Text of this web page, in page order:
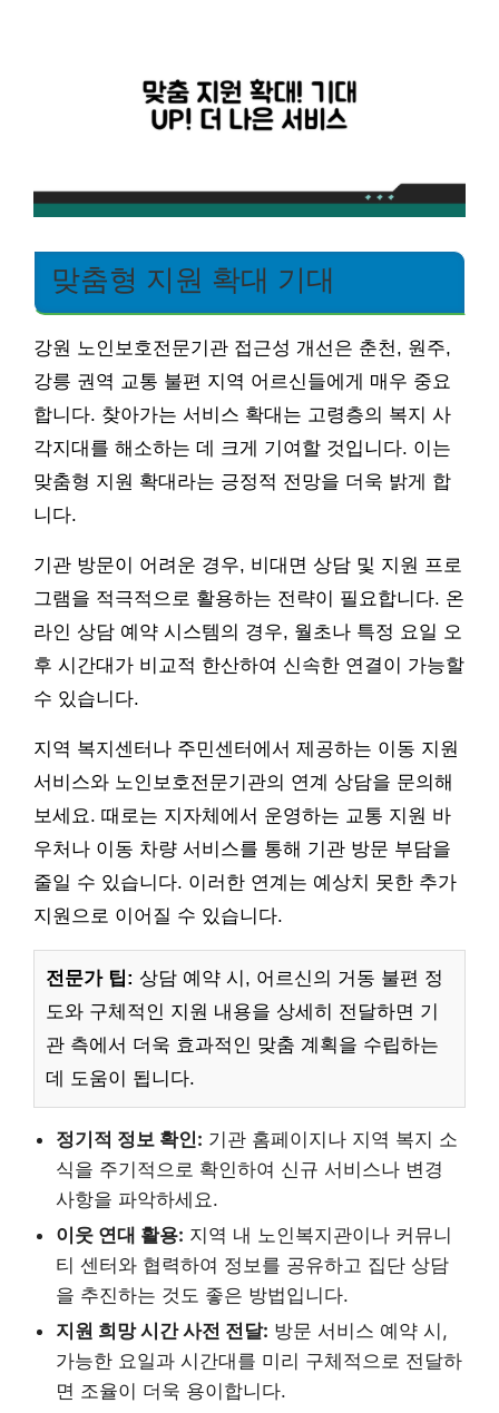
맞춤형 지원 확대 기대
강원 노인보호전문기관 접근성 개선은 춘천, 원주,
강릉 권역 교통 불편 지역 어르신들에게 매우 중요
합니다. 찾아가는 서비스 확대는 고령층의 복지 사
각지대를 해소하는 데 크게 기여할 것입니다. 이는
맞춤형 지원 확대라는 긍정적 전망을 더욱 밝게 합
니다.
기관 방문이 어려운 경우, 비대면 상담 및 지원 프로
그램을 적극적으로 활용하는 전략이 필요합니다. 온
라인 상담 예약 시스템의 경우, 월초나 특정 요일 오
후 시간대가 비교적 한산하여 신속한 연결이 가능할
수 있습니다.
지역 복지센터나 주민센터에서 제공하는 이동 지원
서비스와 노인보호전문기관의 연계 상담을 문의해
보세요. 때로는 지자체에서 운영하는 교통 지원 바
우처나 이동 차량 서비스를 통해 기관 방문 부담을
줄일 수 있습니다. 이러한 연계는 예상치 못한 추가
지원으로 이어질 수 있습니다.
전문가 팁: 상담 예약 시, 어르신의 거동 불편 정
도와 구체적인 지원 내용을 상세히 전달하면 기
관 측에서 더욱 효과적인 맞춤 계획을 수립하는
데 도움이 됩니다.
정기적 정보 확인: 기관 홈페이지나 지역 복지 소
식을 주기적으로 확인하여 신규 서비스나 변경
사항을 파악하세요.
이웃 연대 활용: 지역 내 노인복지관이나 커뮤니
티 센터와 협력하여 정보를 공유하고 집단 상담
을 추진하는 것도 좋은 방법입니다.
지원 희망 시간 사전 전달: 방문 서비스 예약 시,
가능한 요일과 시간대를 미리 구체적으로 전달하
면 조율이 더욱 용이합니다.